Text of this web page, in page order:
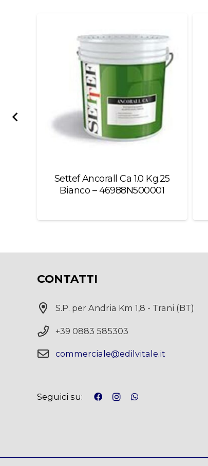
Settef Ancorall Ca 1.0 Kg.25
Bianco – 46988N500001
CONTATTI
S.P. per Andria Km 1,8 - Trani (BT)
+39 0883 585303
commerciale@edilvitale.it
Seguici su: